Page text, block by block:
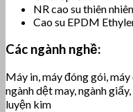
NR cao su thiên nhiên
Cao su EPDM
Các ngành nghề:
Máy in, máy đóng gói,
ngành dệt may, ngành
luyện kim